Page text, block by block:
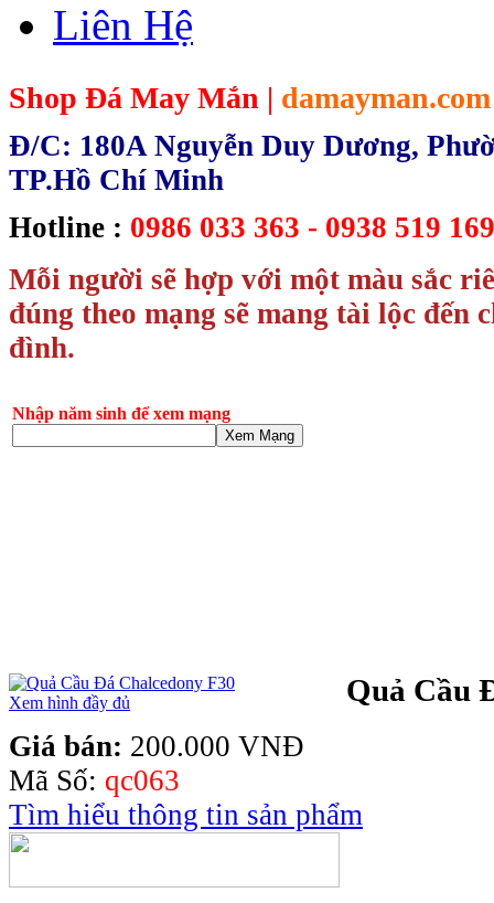
Liên Hệ
Shop Đá May Mắn | damayman.com
Đ/C: 180A Nguyễn Duy Dương,
TP.Hồ Chí Minh
Hotline : 0986 033 363 - 0938 519
Mỗi người sẽ hợp với một màu sắc
đúng theo mạng sẽ mang tài lộc đến
đình.
Nhập năm sinh để xem mạng
Xem Mạng
Xem hình đầy đủ Quả Cầu
Giá bán: 200.000 VNĐ
Mã Số: qc063
Tìm hiểu thông tin sản phẩm